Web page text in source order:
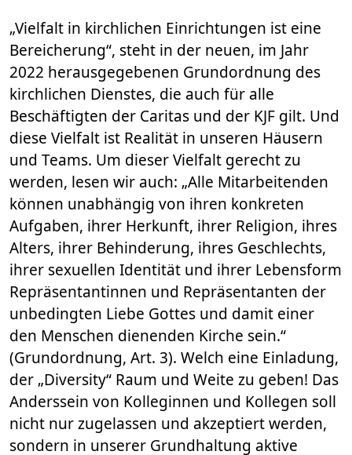
„Vielfalt in kirchlichen Einrichtungen ist eine
Bereicherung“, steht in der neuen, im Jahr
2022 herausgegebenen Grundordnung des
kirchlichen Dienstes, die auch für alle
Beschäftigten der Caritas und der KJF gilt. Und
diese Vielfalt ist Realität in unseren Häusern
und Teams. Um dieser Vielfalt gerecht zu
werden, lesen wir auch: „Alle Mitarbeitenden
können unabhängig von ihren konkreten
Aufgaben, ihrer Herkunft, ihrer Religion, ihres
Alters, ihrer Behinderung, ihres Geschlechts,
ihrer sexuellen Identität und ihrer Lebensform
Repräsentantinnen und Repräsentanten der
unbedingten Liebe Gottes und damit einer
den Menschen dienenden Kirche sein.“
(Grundordnung, Art. 3). Welch eine Einladung,
der „Diversity“ Raum und Weite zu geben! Das
Anderssein von Kolleginnen und Kollegen soll
nicht nur zugelassen und akzeptiert werden,
sondern in unserer Grundhaltung aktive